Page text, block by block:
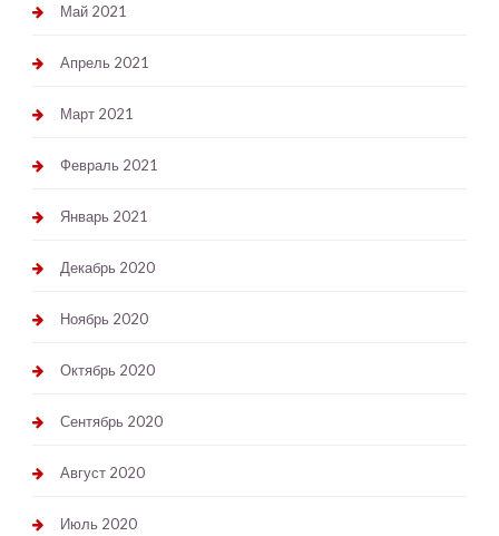
Май 2021
Апрель 2021
Март 2021
Февраль 2021
Январь 2021
Декабрь 2020
Ноябрь 2020
Октябрь 2020
Сентябрь 2020
Август 2020
Июль 2020